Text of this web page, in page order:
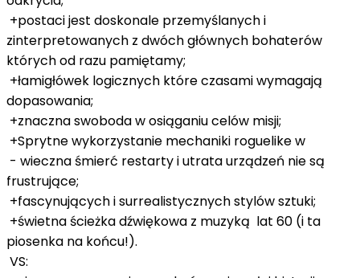
+postaci jest doskonale przemyślanych i
zinterpretowanych z dwóch głównych bohaterów
których od razu pamiętamy;
+łamigłówek logicznych które czasami wymagają
dopasowania;
+znaczna swoboda w osiąganiu celów misji;
+Sprytne wykorzystanie mechaniki roguelike w
- wieczna śmierć restarty i utrata urządzeń nie są
frustrujące;
+fascynujących i surrealistycznych stylów sztuki;
+świetna ścieżka dźwiękowa z muzyką lat 60 (i ta
piosenka na końcu!).
VS: